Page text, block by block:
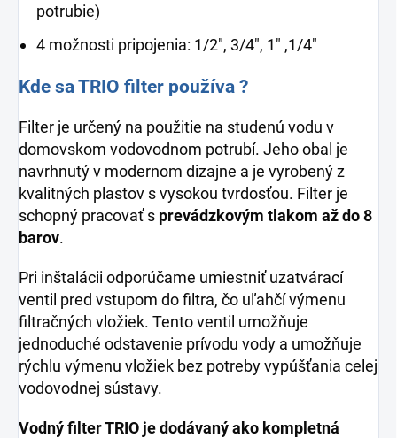
potrubie)
4 možnosti pripojenia: 1/2", 3/4", 1" ,1/4"
Kde sa TRIO filter používa ?
Filter je určený na použitie na studenú vodu v
domovskom vodovodnom potrubí. Jeho obal je
navrhnutý v modernom dizajne a je vyrobený z
kvalitných plastov s vysokou tvrdosťou. Filter je
schopný pracovať s prevádzkovým tlakom až do 8
barov.
Pri inštalácii odporúčame umiestniť uzatvárací
ventil pred vstupom do filtra, čo uľahčí výmenu
filtračných vložiek. Tento ventil umožňuje
jednoduché odstavenie prívodu vody a umožňuje
rýchlu výmenu vložiek bez potreby vypúšťania celej
vodovodnej sústavy.
Vodný filter TRIO je dodávaný ako kompletná